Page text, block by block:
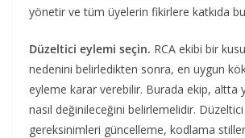
yönetir ve tüm üyelerin fikirlere katkıda
Düzeltici eylemi seçin. RCA ekibi bir
nedenini belirledikten sonra, en uygun
eyleme karar verebilir. Burada ekip, altta
nasıl değinileceğini belirlemelidir.
gereksinimleri güncelleme, kodlama